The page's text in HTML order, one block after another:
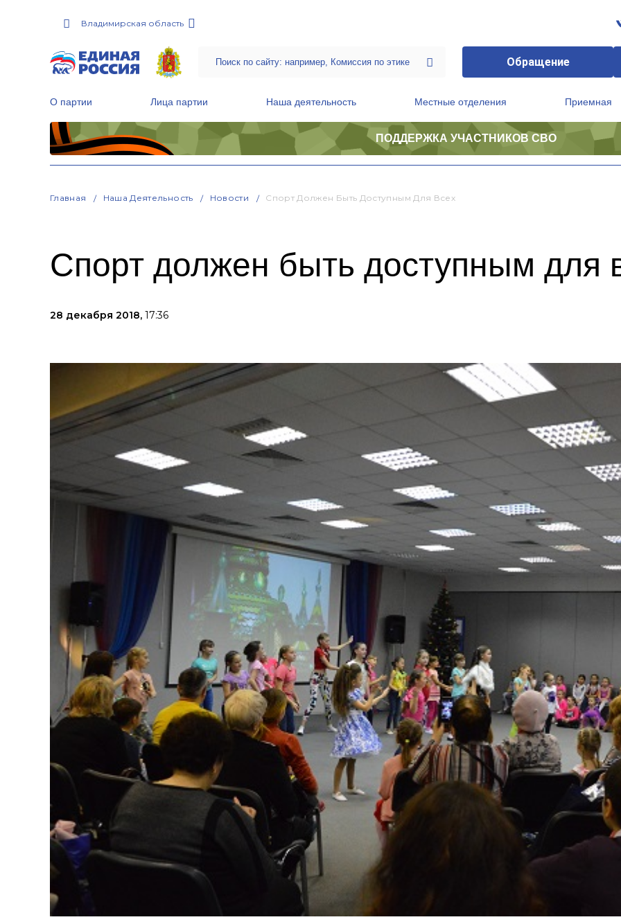
Владимирская область
Обращение
О партии Лица партии Наша деятельность Местные отделения Приемная
ПОДДЕРЖКА УЧАСТНИКОВ СВО
Главная Наша Деятельность Новости Спорт Должен Быть Доступным Для Всех
Спорт должен быть доступным для
28 декабря 2018, 17:36